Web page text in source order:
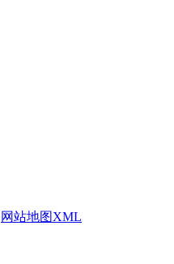
网站地图XML